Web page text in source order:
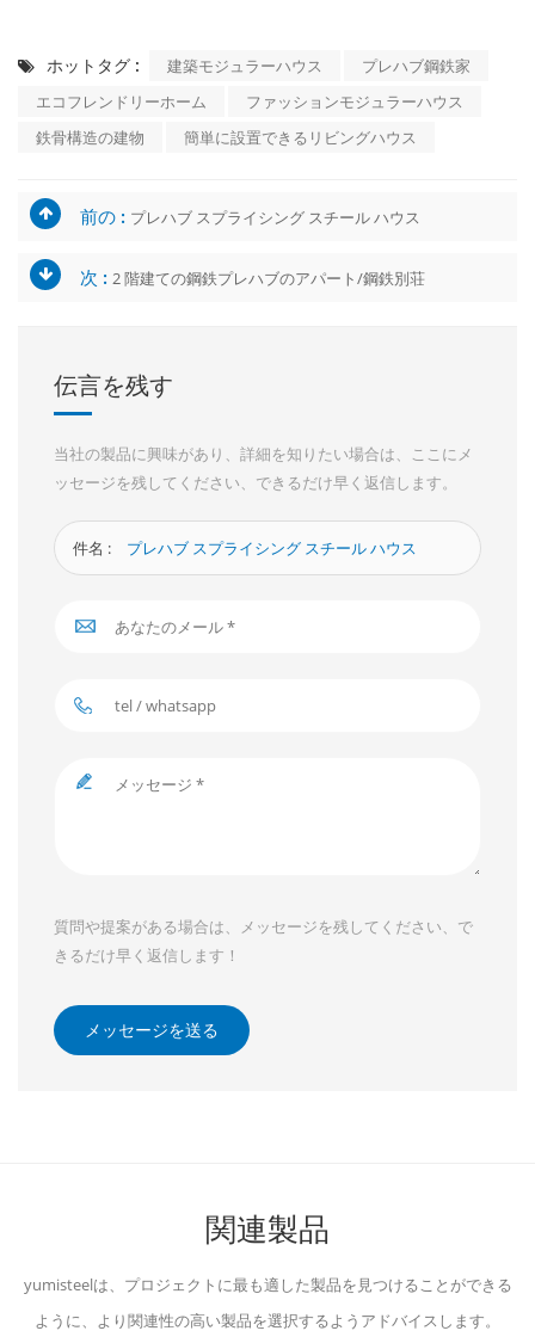
ホットタグ : 建築モジュラーハウス
プレハブ鋼鉄家
エコフレンドリーホーム
ファッションモジュラーハウス
鉄骨構造の建物
簡単に設置できるリビングハウス
前の : プレハブ スプライシング スチール ハウス
次 : 2 階建ての鋼鉄プレハブのアパート/鋼鉄別荘
伝言を残す
当社の製品に興味があり、詳細を知りたい場合は、ここにメ
ッセージを残してください、できるだけ早く返信します。
件名 : プレハブ スプライシング スチール ハウス
質問や提案がある場合は、メッセージを残してください、で
きるだけ早く返信します！
メッセージを送る
関連製品
yumisteelは、プロジェクトに最も適した製品を見つけることができる
ように、より関連性の高い製品を選択するようアドバイスします。